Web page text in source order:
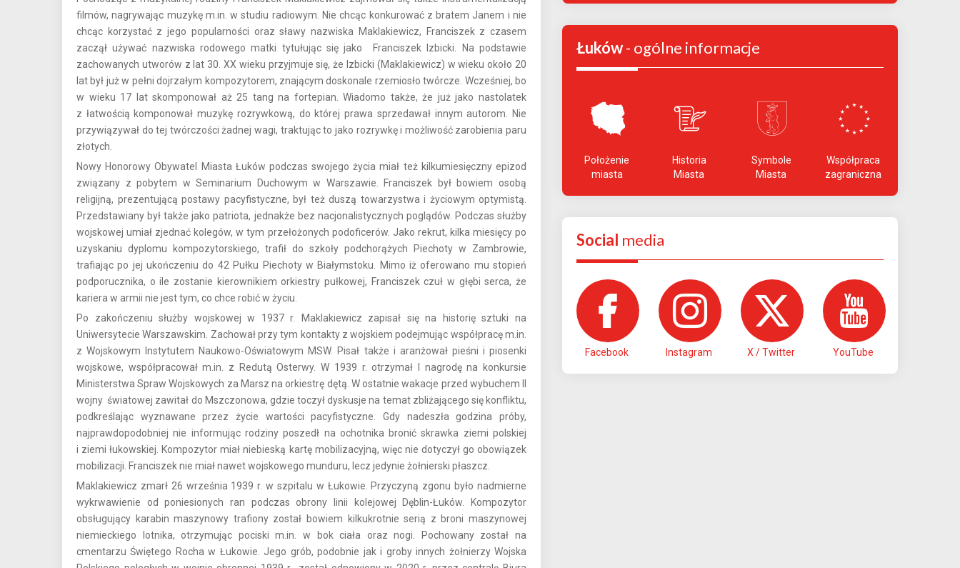
filmów, nagrywając muzykę m.in. w studiu radiowym. Nie chcąc konkurować z bratem Janem i nie
chcąc korzystać z jego popularności oraz sławy nazwiska Maklakiewicz, Franciszek z czasem
zaczął używać nazwiska rodowego matki tytułując się jako Franciszek Izbicki. Na podstawie
zachowanych utworów z lat 30. XX wieku przyjmuje się, że Izbicki (Maklakiewicz) w wieku około 20
lat był już w pełni dojrzałym kompozytorem, znającym doskonale rzemiosło twórcze. Wcześniej, bo
w wieku 17 lat skomponował aż 25 tang na fortepian. Wiadomo także, że już jako nastolatek
z łatwością komponował muzykę rozrywkową, do której prawa sprzedawał innym autorom. Nie
przywiązywał do tej twórczości żadnej wagi, traktując to jako rozrywkę i możliwość zarobienia paru
złotych.
Nowy Honorowy Obywatel Miasta Łuków podczas swojego życia miał też kilkumiesięczny epizod
związany z pobytem w Seminarium Duchowym w Warszawie. Franciszek był bowiem osobą
religijną, prezentującą postawy pacyfistyczne, był też duszą towarzystwa i życiowym optymistą.
Przedstawiany był także jako patriota, jednakże bez nacjonalistycznych poglądów. Podczas służby
wojskowej umiał zjednać kolegów, w tym przełożonych podoficerów. Jako rekrut, kilka miesięcy po
uzyskaniu dyplomu kompozytorskiego, trafił do szkoły podchorążych Piechoty w Zambrowie,
trafiając po jej ukończeniu do 42 Pułku Piechoty w Białymstoku. Mimo iż oferowano mu stopień
podporucznika, o ile zostanie kierownikiem orkiestry pułkowej, Franciszek czuł w głębi serca, że
kariera w armii nie jest tym, co chce robić w życiu.
Po zakończeniu służby wojskowej w 1937 r. Maklakiewicz zapisał się na historię sztuki na
Uniwersytecie Warszawskim. Zachował przy tym kontakty z wojskiem podejmując współpracę m.in.
z Wojskowym Instytutem Naukowo-Oświatowym MSW. Pisał także i aranżował pieśni i piosenki
wojskowe, współpracował m.in. z Redutą Osterwy. W 1939 r. otrzymał I nagrodę na konkursie
Ministerstwa Spraw Wojskowych za Marsz na orkiestrę dętą. W ostatnie wakacje przed wybuchem II
wojny światowej zawitał do Mszczonowa, gdzie toczył dyskusje na temat zbliżającego się konfliktu,
podkreślając wyznawane przez życie wartości pacyfistyczne. Gdy nadeszła godzina próby,
najprawdopodobniej nie informując rodziny poszedł na ochotnika bronić skrawka ziemi polskiej
i ziemi łukowskiej. Kompozytor miał niebieską kartę mobilizacyjną, więc nie dotyczył go obowiązek
mobilizacji. Franciszek nie miał nawet wojskowego munduru, lecz jedynie żołnierski płaszcz.
Maklakiewicz zmarł 26 września 1939 r. w szpitalu w Łukowie. Przyczyną zgonu było nadmierne
wykrwawienie od poniesionych ran podczas obrony linii kolejowej Dęblin-Łuków. Kompozytor
obsługujący karabin maszynowy trafiony został bowiem kilkukrotnie serią z broni maszynowej
niemieckiego lotnika, otrzymując pociski m.in. w bok ciała oraz nogi. Pochowany został na
cmentarzu Świętego Rocha w Łukowie. Jego grób, podobnie jak i groby innych żołnierzy Wojska
Łuków- ogólne informacje
Położenie
miasta
Historia
Miasta
Symbole
Miasta
Współpraca
zagraniczna
Social media
Facebook Instagram X / Twitter YouTube